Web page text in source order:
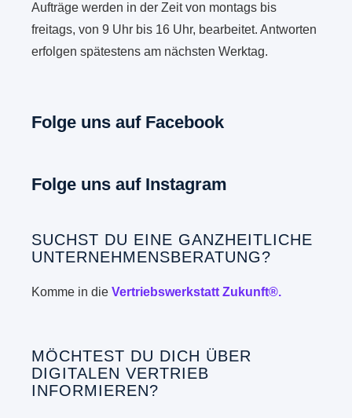
Aufträge werden in der Zeit von montags bis
freitags, von 9 Uhr bis 16 Uhr, bearbeitet. Antworten
erfolgen spätestens am nächsten Werktag.
Folge uns auf Facebook
Folge uns auf Instagram
SUCHST DU EINE GANZHEITLICHE
UNTERNEHMENSBERATUNG?
Komme in dieVertriebswerkstatt Zukunft®.
MÖCHTEST DU DICH ÜBER
DIGITALEN VERTRIEB
INFORMIEREN?